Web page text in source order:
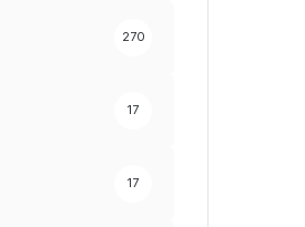
270
17
17